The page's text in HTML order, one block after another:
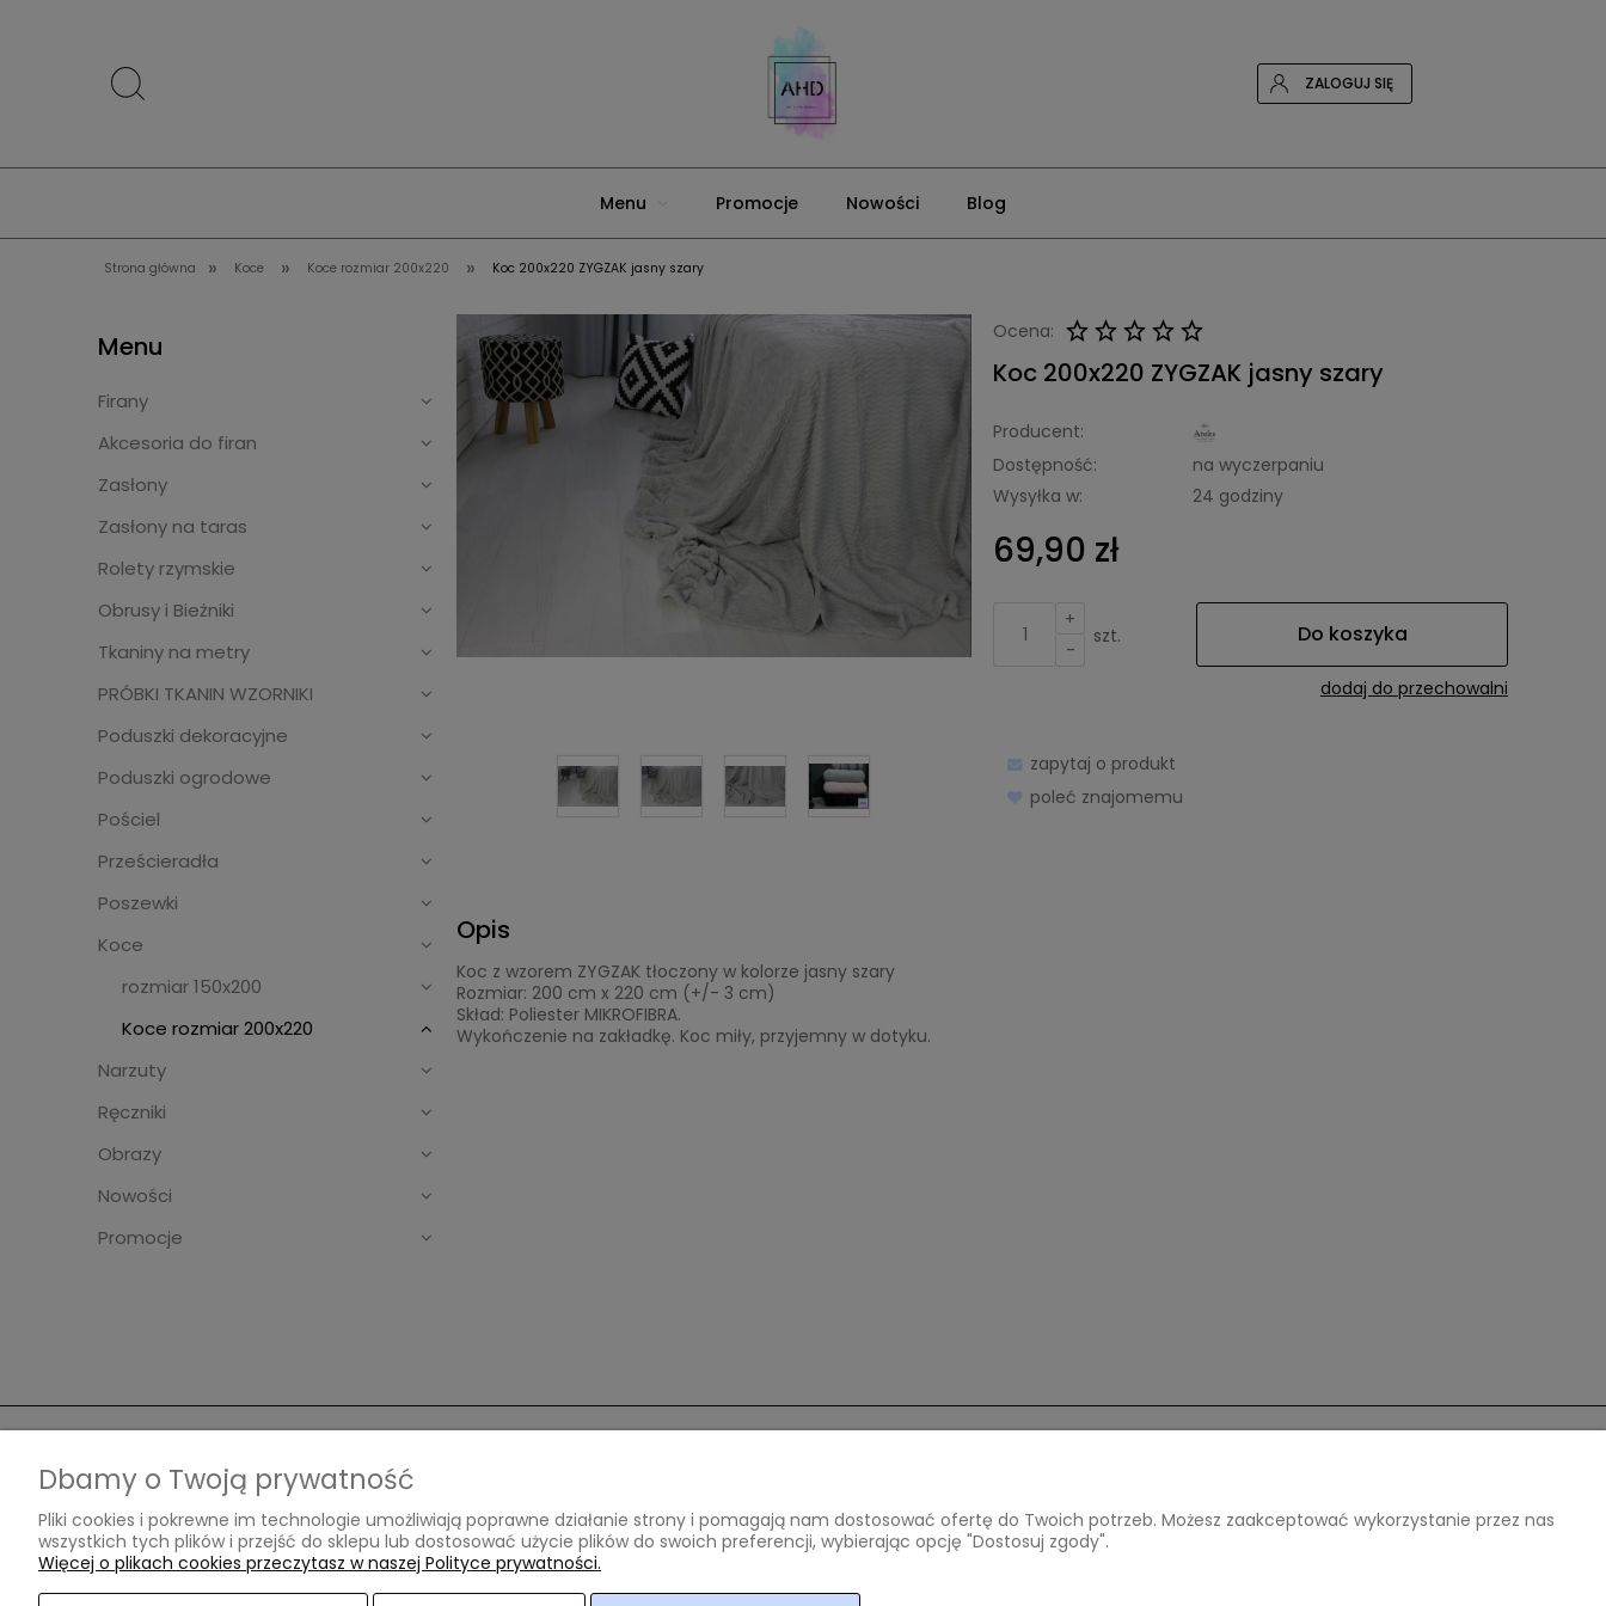
ZALOGUJ SIĘ
Menu Promocje Nowości Blog
Strona główna » Koce » Koce rozmiar 200x220 » Koc 200x220 ZYGZAK jasny szary
Menu
Firany
Akcesoria do firan
Zasłony
Zasłony na taras
Rolety rzymskie
Obrusy i Bieżniki
Tkaniny na metry
PRÓBKI TKANIN WZORNIKI
Poduszki dekoracyjne
Poduszki ogrodowe
Pościel
Prześcieradła
Poszewki
Koce
rozmiar 150x200
Koce rozmiar 200x220
Narzuty
Ręczniki
Obrazy
Nowości
Promocje
Ocena:
Koc 200x220 ZYGZAK jasny szary
Producent:
Dostępność:
na wyczerpaniu
Wysyłka w:
24 godziny
69,90 zł
+
-
szt. Do koszyka
dodaj do przechowalni
zapytaj o produkt
poleć znajomemu
Opis
Koc z wzorem ZYGZAK tłoczony w kolorze jasny szary
Rozmiar: 200 cm x 220 cm (+/- 3 cm)
Skład: Poliester MIKROFIBRA.
Wykończenie na zakładkę. Koc miły, przyjemny w dotyku.
Pomoc
Zwroty i reklamacje
Pytania i odpowiedzi
Formy płatności
Czas i koszty dostawy
Regulamin
Polityka prywatności
Kontakt i dane firmy
Dbamy o Twoją prywatność
Pliki cookies i pokrewne im technologie umożliwiają poprawne działanie strony i pomagają nam dostosować ofertę do Twoich potrzeb. Możesz zaakceptować wykorzystanie przez nas
wszystkich tych plików i przejść do sklepu lub dostosować użycie plików do swoich preferencji, wybierając opcję "Dostosuj zgody".
Więcej o plikach cookies przeczytasz w naszej Polityce prywatności.